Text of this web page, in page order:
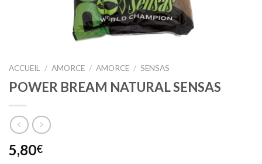
ACCUEIL / AMORCE / AMORCE / SENSAS
POWER BREAM NATURAL SENSAS
5,80€